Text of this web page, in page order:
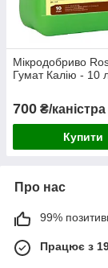
Мікродобриво
Гумат Калію - 10
700 ₴/каністра
Купити
Про нас
99%
Працює з